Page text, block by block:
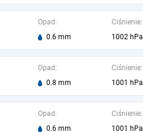
Opad:
0.6 mm
Ciśnienie:
1002 hPa
Opad:
0.8 mm
Ciśnienie:
1001 hPa
Opad:
0.6 mm
Ciśnienie:
1001 hPa